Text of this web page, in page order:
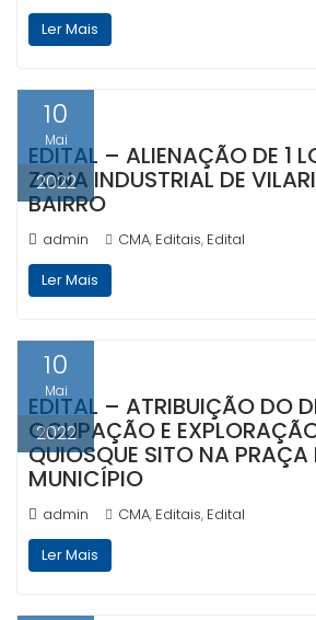
Ler Mais
10
Mai
2022
EDITAL – ALIENAÇÃO DE 1
ZONA INDUSTRIAL DE
BAIRRO
admin CMA, Editais, Edital
Ler Mais
10
Mai
2022
EDITAL – ATRIBUIÇÃO DO
OCUPAÇÃO E
QUIOSQUE SITO NA PRAÇA
MUNICÍPIO
admin CMA, Editais, Edital
Ler Mais